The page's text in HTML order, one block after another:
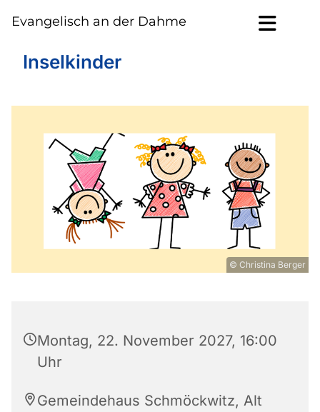
Evangelisch an der Dahme
Inselkinder
© Christina Berger
Montag, 22. November 2027, 16:00
Uhr
Gemeindehaus Schmöckwitz, Alt